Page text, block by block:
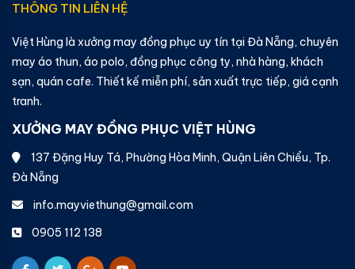
THÔNG TIN LIÊN HỆ
Việt Hùng là xưởng may đồng phục uy tín tại Đà Nẵng, chuyên
may áo thun, áo polo, đồng phục công ty, nhà hàng, khách
sạn, quán cafe. Thiết kế miễn phí, sản xuất trực tiếp, giá cạnh
tranh.
XƯỞNG MAY ĐỒNG PHỤC VIỆT HÙNG
137 Đặng Huy Tá, Phường Hòa Minh, Quận Liên Chiểu, Tp.
Đà Nẵng
info.mayviethung@gmail.com
0905 112 138